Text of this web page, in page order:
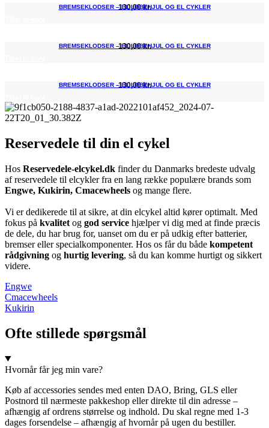
130,00kr.
BREMSEKLODSER – EL LØBEHJUL OG EL CYKLER
130,00kr.
BREMSEKLODSER – EL LØBEHJUL OG EL CYKLER
130,00kr.
BREMSEKLODSER – EL LØBEHJUL OG EL CYKLER
Reservedele til din el cykel
Hos Reservedele-elcykel.dk finder du Danmarks bredeste udvalg
af reservedele til elcykler fra en lang række populære brands som
Engwe, Kukirin, Cmacewheels og mange flere.
Vi er dedikerede til at sikre, at din elcykel altid kører optimalt. Med
fokus på kvalitet og god service hjælper vi dig med at finde præcis
de dele, du har brug for, uanset om du er på udkig efter batterier,
bremser eller specialkomponenter. Hos os får du både kompetent
rådgivning og hurtig levering, så du kan komme hurtigt og sikkert
videre.
Engwe
Cmacewheels
Kukirin
Ofte stillede spørgsmål
Hvornår får jeg min vare?
Køb af accessories sendes med enten DAO, Bring, GLS eller
Postnord til nærmeste pakkeshop eller direkte til din adresse –
afhængig af ordrens størrelse og indhold. Du skal regne med 1-3
dages forsendelse – afhængig af hvornår på ugen du bestiller.